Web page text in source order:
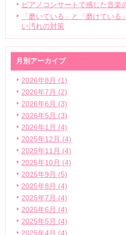
ピアノコンサートで感じた音楽
「磨いている」と「磨けてい
い汚れの対策
月別アーカイブ
2026年8月 (1)
2026年7月 (2)
2026年6月 (3)
2026年5月 (3)
2026年1月 (4)
2025年12月 (4)
2025年11月 (4)
2025年10月 (4)
2025年9月 (5)
2025年8月 (4)
2025年7月 (4)
2025年6月 (4)
2025年5月 (4)
2025年4月 (4)